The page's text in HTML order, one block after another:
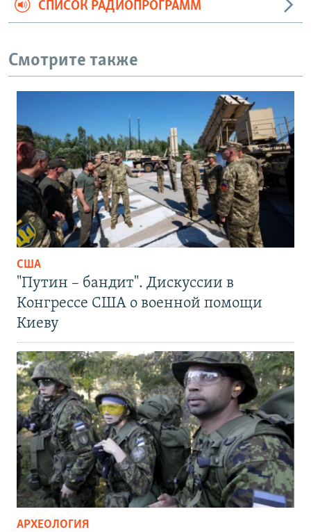
СПИСОК РАДИОПРОГРАММ
Смотрите также
США
"Путин – бандит". Дискуссии в
Конгрессе США о военной помощи
Киеву
АРХЕОЛОГИЯ